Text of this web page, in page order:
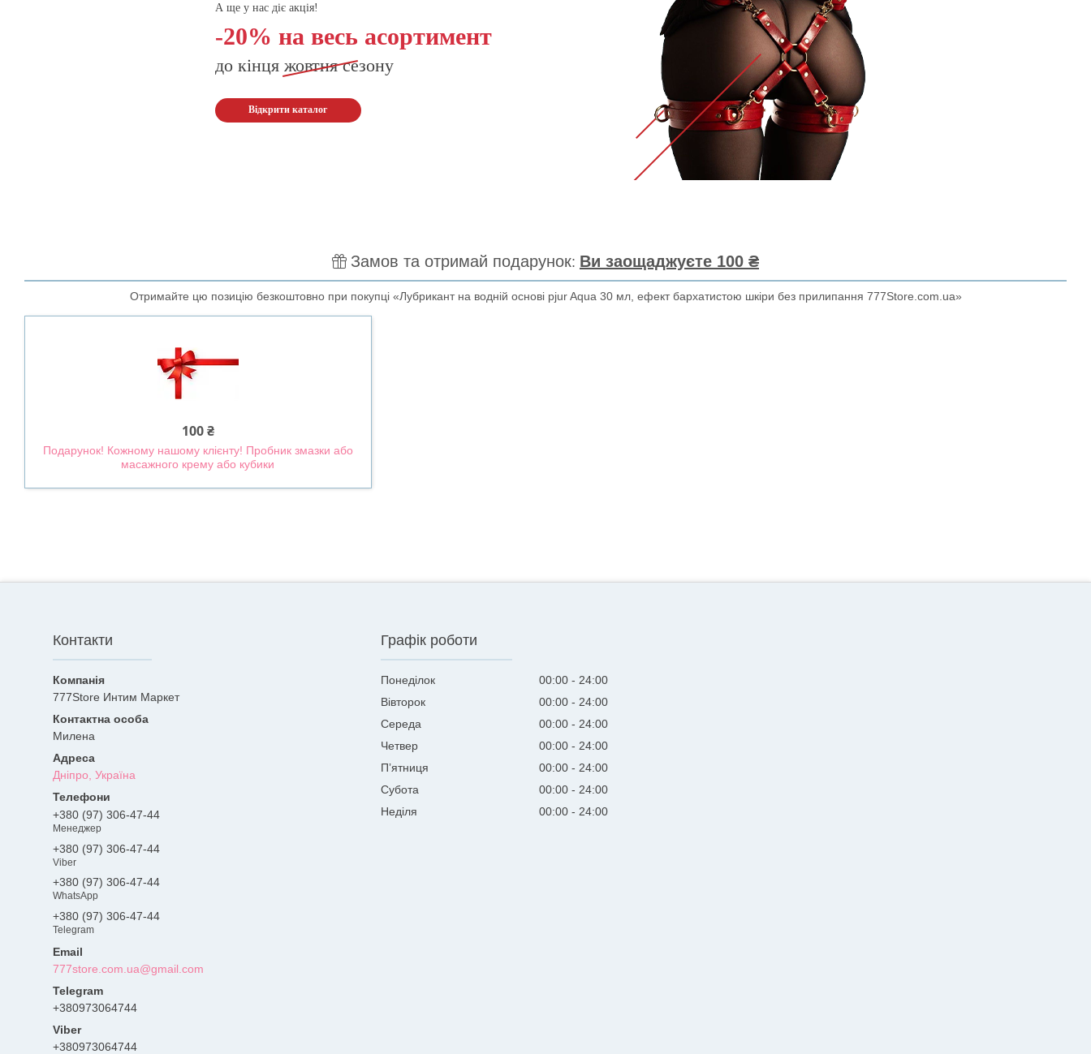
А ще у нас діє акція!
-20% на весь асортимент
до кінця жовтнясезону
Відкрити каталог
Замов та отримай подарунок Ви заощаджуєте 100 ₴
Отримайте цю позицію безкоштовно при покупці «Лубрикант на водній основі pjur Aqua 30 мл, ефект бархатистою шкіри без прилипання 777Store.com.ua»
100 ₴
Подарунок! Кожному нашому клієнту! Пробник змазки або
масажного крему або кубики
Контакти
777Store Интим Маркет
Милена
Дніпро, Україна
+380 (97) 306-47-44
Менеджер
+380 (97) 306-47-44
Viber
+380 (97) 306-47-44
WhatsApp
+380 (97) 306-47-44
Telegram
777store.com.ua@gmail.com
+380973064744
+380973064744
Графік роботи
Понеділок 00:00
24:00
Вівторок
00:00
24:00
Середа
00:00
24:00
Четвер
00:00
24:00
Пʼятниця
00:00
24:00
Субота
00:00
24:00
Неділя
00:00 24:00